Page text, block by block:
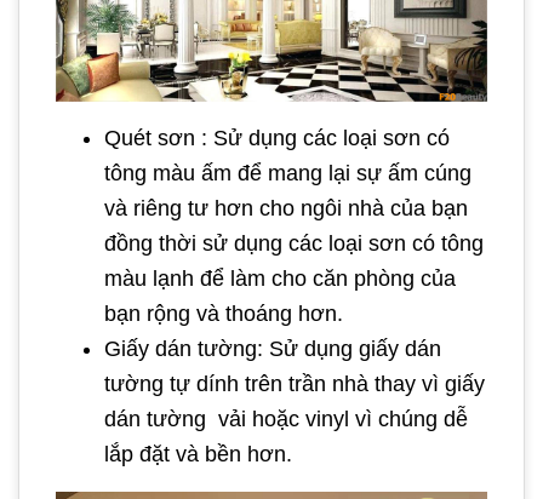
Quét sơn : Sử dụng các loại sơn có
tông màu ấm để mang lại sự ấm cúng
và riêng tư hơn cho ngôi nhà của bạn
đồng thời sử dụng các loại sơn có tông
màu lạnh để làm cho căn phòng của
bạn rộng và thoáng hơn.
Giấy dán tường: Sử dụng giấy dán
tường tự dính trên trần nhà thay vì giấy
dán tường vải hoặc vinyl vì chúng dễ
lắp đặt và bền hơn.